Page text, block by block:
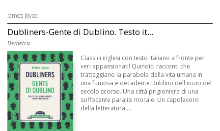
James Joyce
Dubliners-Gente di Dublino. Testo it...
Demetra
Classici inglesi con testo italiano a fronte per
veri appassionati! Quindici racconti che
tratteggiano la parabola della vita umana in
una fumosa e decadente Dublino dell'inizio del
secolo scorso. Una città prigioniera di una
soffocante paralisi morale. Un capolavoro
della letteratura ...